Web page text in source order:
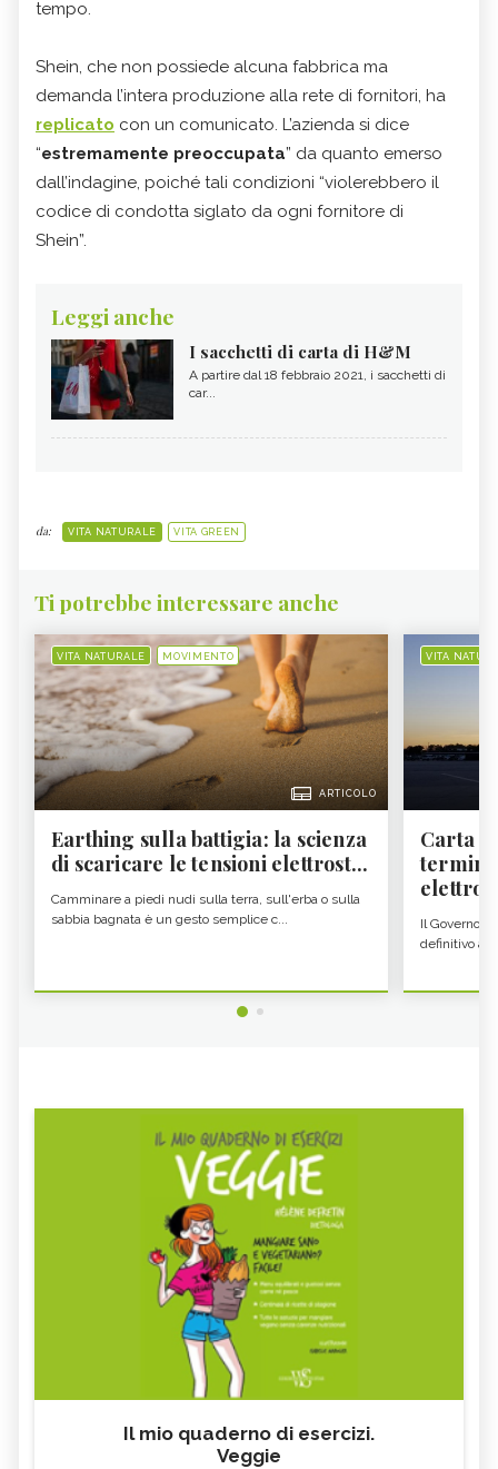
tempo.
Shein, che non possiede alcuna fabbrica ma
demanda l’intera produzione alla rete di fornitori, ha
replicato con un comunicato. L’azienda si dice
“estremamente preoccupata” da quanto emerso
dall’indagine, poiché tali condizioni “violerebbero il
codice di condotta siglato da ogni fornitore di
Shein”.
Leggi anche
I sacchetti di carta di H&M
A partire dal 18 febbraio 2021, i sacchetti di
car...
da: VITA NATURALE VITA GREEN
Ti potrebbe interessare anche
VITA NATURALE MOVIMENTO
ARTICOLO
Earthing sulla battigia: la scienza
di scaricare le tensioni elettrost...
Camminare a piedi nudi sulla terra, sull'erba o sulla
sabbia bagnata è un gesto semplice c...
VITA
Carta
Il Governo
definitivo
Il mio quaderno di esercizi.
Veggie